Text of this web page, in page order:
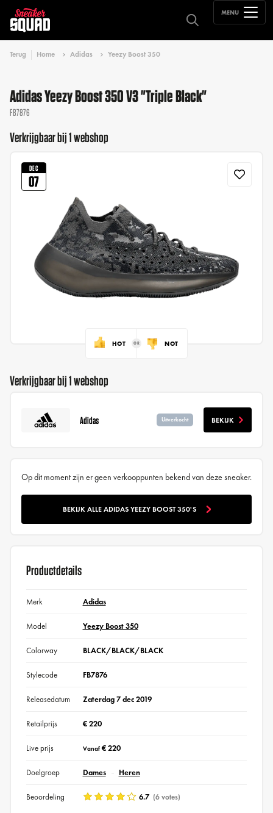
MENU
Terug Home Adidas Yeezy Boost 350
Adidas Yeezy Boost 350 V3 "Triple Black"
FB7876
Verkrijgbaar bij 1 webshop
DEC
07
HOT NOT
Verkrijgbaar bij 1 webshop
Adidas Uitverkocht BEKIJK
Op dit moment zijn er geen verkooppunten bekend van deze sneaker.
BEKIJK ALLE ADIDAS YEEZY BOOST 350'S
Productdetails
Merk Adidas
Model Yeezy Boost 350
Colorway BLACK/BLACK/BLACK
Stylecode FB7876
Releasedatum Zaterdag 7 dec 2019
Retailprijs € 220
Live prijs Vanaf€ 220
Doelgroep Dames Heren
Beoordeling 6.7 (6 votes)